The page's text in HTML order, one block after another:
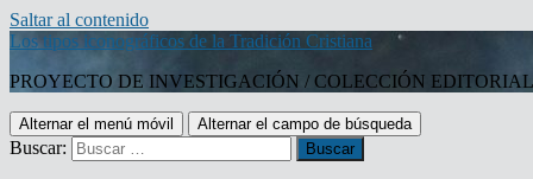
Saltar al contenido
Los tipos iconográficos de la Tradición Cristiana
PROYECTO DE INVESTIGACIÓN / COLECCIÓN EDITORIAL
Alternar el menú móvil Alternar el campo de búsqueda
Buscar: